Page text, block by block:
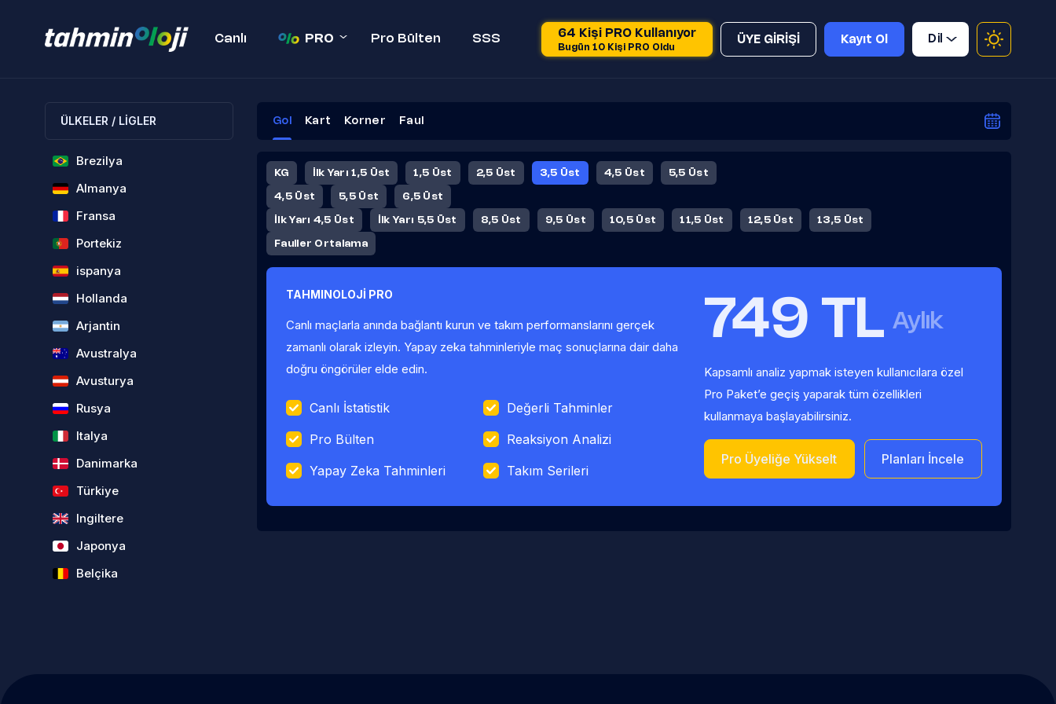
Canlı PRO Pro Bülten SSS 64 Kişi PRO Kullanıyor
Bugün 10 Kişi PRO Oldu
ÜYE GİRİŞİ Kayıt Ol Dil
ÜLKELER / LİGLER
Brezilya
Almanya
Fransa
Portekiz
ispanya
Hollanda
Arjantin
Avustralya
Avusturya
Rusya
Italya
Danimarka
Türkiye
Ingiltere
Japonya
Belçika
Gol Kart Korner Faul
KG İlk Yarı 1,5 Üst 1,5 Üst 2,5 Üst 3,5 Üst 4,5 Üst 5,5 Üst
4,5 Üst 5,5 Üst 6,5 Üst
İlk Yarı 4,5 Üst İlk Yarı 5,5 Üst 8,5 Üst 9,5 Üst 10,5 Üst 11,5 Üst 12,5 Üst 13,5 Üst
Fauller Ortalama
TAHMINOLOJİ PRO
Canlı maçlarla anında bağlantı kurun ve takım performanslarını gerçek
zamanlı olarak izleyin. Yapay zeka tahminleriyle maç sonuçlarına dair daha
doğru öngörüler elde edin.
Canlı İstatistik
Değerli Tahminler
Pro Bülten
Reaksiyon Analizi
Yapay Zeka Tahminleri
Takım Serileri
749 TL Aylık
Kapsamlı analiz yapmak isteyen kullanıcılara özel
Pro Paket’e geçiş yaparak tüm özellikleri
kullanmaya başlayabilirsiniz.
Pro Üyeliğe Yükselt Planları İncele